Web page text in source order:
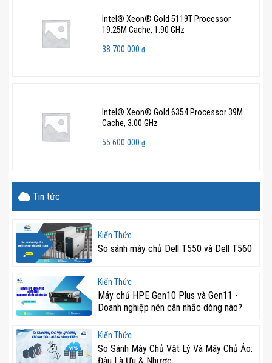
Intel® Xeon® Gold 5119T Processor
19.25M Cache, 1.90 GHz
38.700.000 ₫
Intel® Xeon® Gold 6354 Processor 39M
Cache, 3.00 GHz
55.600.000 ₫
Tin tức
Kiến Thức
So sánh máy chủ Dell T550 và Dell T560
Kiến Thức
Máy chủ HPE Gen10 Plus và Gen11 -
Doanh nghiệp nên cân nhắc dòng nào?
Kiến Thức
So Sánh Máy Chủ Vật Lý Và Máy Chủ Ảo:
Đâu Là Ưu & Nhược...